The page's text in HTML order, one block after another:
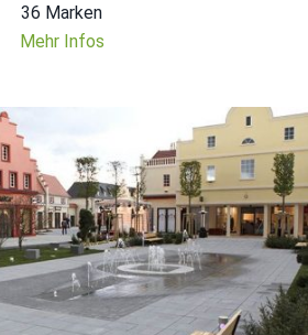
36 Marken
Mehr Infos